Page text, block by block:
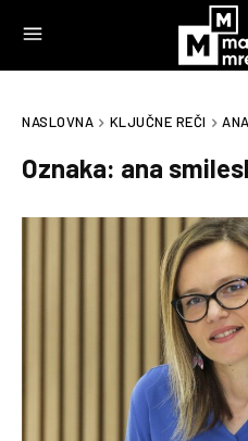
NASLOVNA KLJUČNE REČI
Oznaka: ana